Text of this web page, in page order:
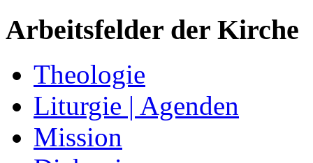
Arbeitsfelder der Kirche
Theologie
Liturgie | Agenden
Mission